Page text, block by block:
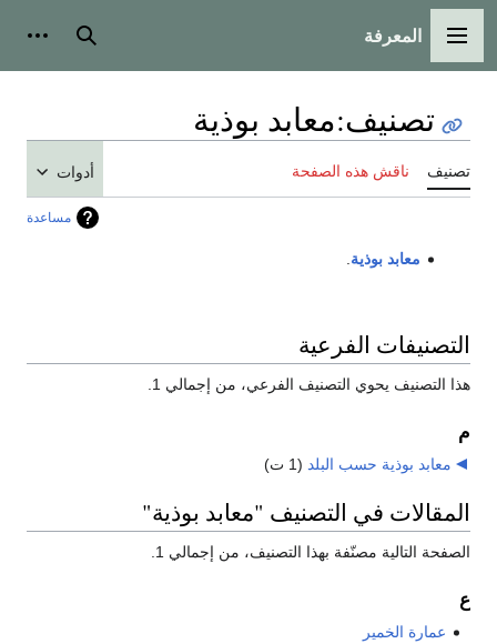
القائمة الرئيسية
المعرفة بحث
تصنيف:معابد بوذية
تصنيف ناقش هذه الصفحة أدوات
مساعدة
معابد بوذية
التصنيفات الفرعية
هذا التصنيف يحوي التصنيف الفرعي، من إجمالي 1.
م
معابد بوذية حسب البلد (1 ت)
المقالات في التصنيف "معابد بوذية"
الصفحة التالية مصنّفة بهذا التصنيف، من إجمالي 1.
ع
عمارة الخمير